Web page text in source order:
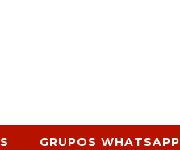
GRUPOS WHATSAPP